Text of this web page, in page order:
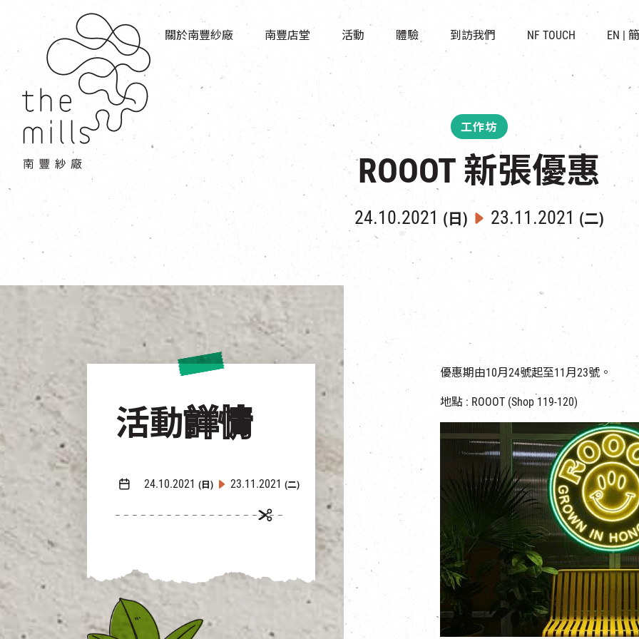
關於南豐紗廠
傳承與歷史
願景
媒體中心
南豐店堂
商店
活動
所有活動
世界之約
體驗
走進南豐紗廠
CHAT六廠
到訪我們
開放時間及位置
穿梭巴士服務
NF TOUCH EN | 簡
工作坊
ROOOT 新張優惠
24.10.2021 (日) 23.11.2021 (二)
活動詳情
24.10.2021 (日) 23.11.2021 (二)
優惠期由10月24號起至11月23號。
地點 : ROOOT (Shop 119-120)